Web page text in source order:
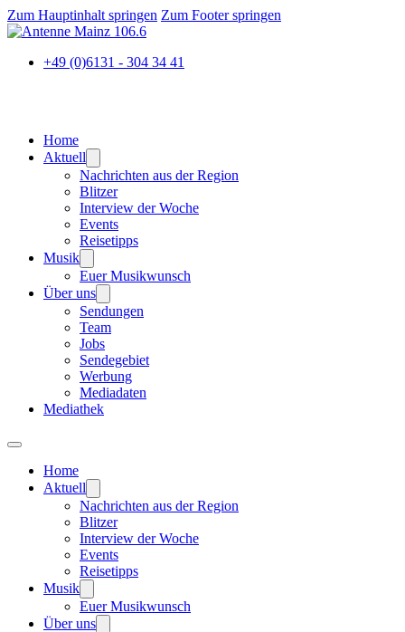
Zum Hauptinhalt springen Zum Footer springen
+49 (0)6131 - 304 34 41
Home
Aktuell
Nachrichten aus der Region
Blitzer
Interview der Woche
Events
Reisetipps
Musik
Euer Musikwunsch
Über uns
Sendungen
Team
Jobs
Sendegebiet
Werbung
Mediadaten
Mediathek
Home
Aktuell
Nachrichten aus der Region
Blitzer
Interview der Woche
Events
Reisetipps
Musik
Euer Musikwunsch
Über uns